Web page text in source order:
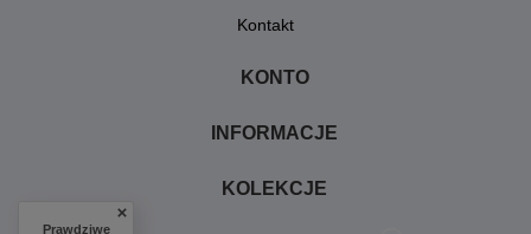
Kontakt
KONTO
INFORMACJE
KOLEKCJE
Prawdziwe